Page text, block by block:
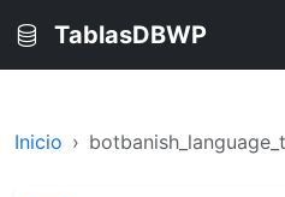
TablasDBWP
Inicio